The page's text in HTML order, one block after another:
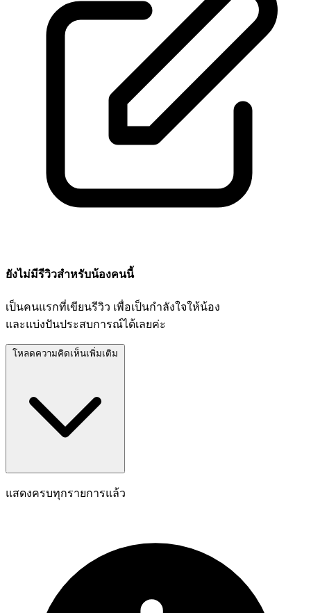
ยังไม่มีรีวิวสำหรับน้องคนนี้
เป็นคนแรกที่เขียนรีวิว เพื่อเป็นกำลังใจให้น้อง
และแบ่งปันประสบการณ์ได้เลยค่ะ
โหลดความคิดเห็นเพิ่มเติม
แสดงครบทุกรายการแล้ว